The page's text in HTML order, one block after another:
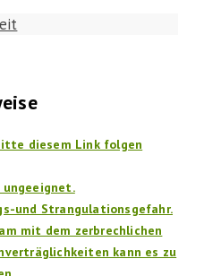
diesem Link folgen
und Strangulationsgefahr.
mit dem zerbrechlichen
kann es zu